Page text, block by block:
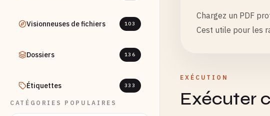
Visionneuses de fichiers 103
Dossiers 136
Étiquettes 333
CATÉGORIES POPULAIRES
Chargez un PDF
Cest utile pour les
EXÉCUTION
Exécuter